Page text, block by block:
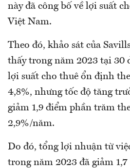
này đã công bố về lợi suất
Việt Nam.
Theo đó, khảo sát của
thấy trong năm 2023 tại 30
lợi suất cho thuê ổn định
4,8%, nhưng tốc độ tăng
giảm 1,9 điểm phần trăm
2,9%/năm.
Do đó, tổng lợi nhuận từ
trong năm 2023 đã giảm